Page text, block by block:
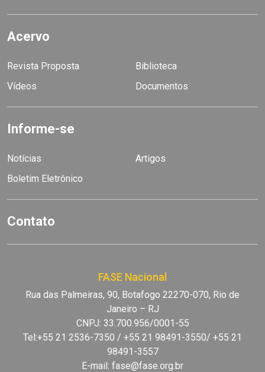
Acervo
Revista Proposta
Biblioteca
Vídeos
Documentos
Informe-se
Notícias
Artigos
Boletim Eletrônico
Contato
FASE Nacional
Rua das Palmeiras, 90, Botafogo 22270-070, Rio de
Janeiro – RJ
CNPJ: 33.700.956/0001-55
Tel:+55 21 2536-7350 / +55 21 98491-3550/ +55 21
98491-3557
E-mail: fase@fase.org.br